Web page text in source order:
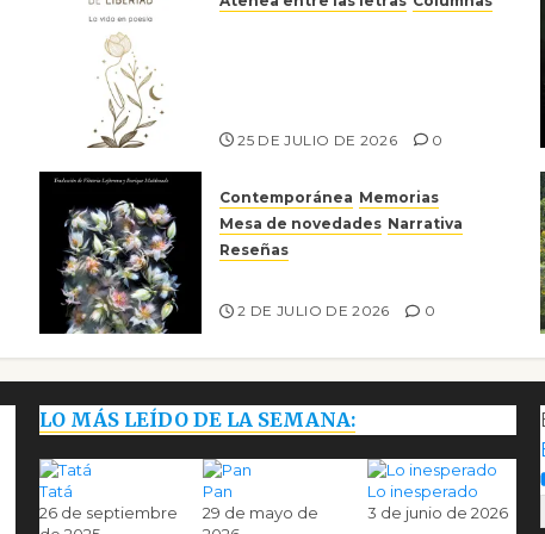
25 DE JULIO DE 2026 0
Contemporánea Memorias
Mesa de novedades Narrativa
Reseñas
2 DE JULIO DE 2026 0
LO MÁS LEÍDO DE LA SEMANA:
Tatá
26 de septiembre
Pan
29 de mayo de
Lo inesperado
3 de junio de 2026